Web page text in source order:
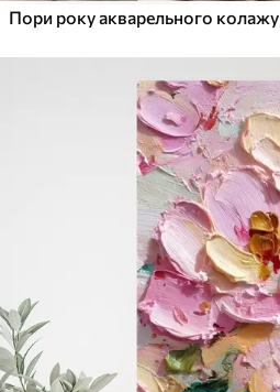
Пори року акварельного колажу